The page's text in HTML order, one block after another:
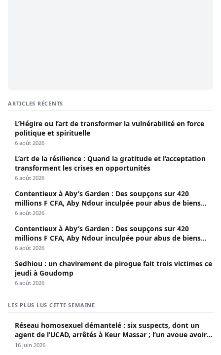
ARTICLES RÉCENTS
L’Hégire ou l’art de transformer la vulnérabilité en force
politique et spirituelle
6 août 2026
L’art de la résilience : Quand la gratitude et l’acceptation
transforment les crises en opportunités
6 août 2026
Contentieux à Aby’s Garden : Des soupçons sur 420
millions F CFA, Aby Ndour inculpée pour abus de biens
sociaux
6 août 2026
Contentieux à Aby’s Garden : Des soupçons sur 420
millions F CFA, Aby Ndour inculpée pour abus de biens
sociaux
6 août 2026
Sedhiou : un chavirement de pirogue fait trois victimes ce
jeudi à Goudomp
6 août 2026
LES PLUS LUS CETTE SEMAINE
Réseau homosexuel démantelé : six suspects, dont un
agent de l’UCAD, arrêtés à Keur Massar ; l’un avoue avoir
propagé le VIH depuis 2018
16 juin 2026